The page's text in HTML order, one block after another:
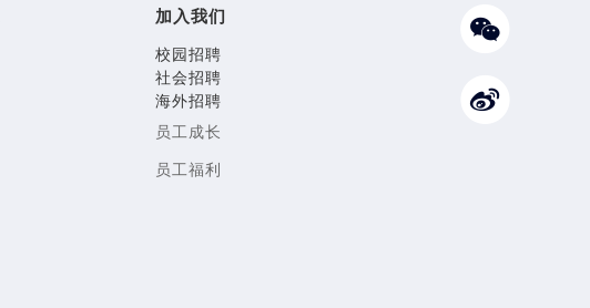
加入我们
校园招聘
社会招聘
海外招聘
员工成长
员工福利